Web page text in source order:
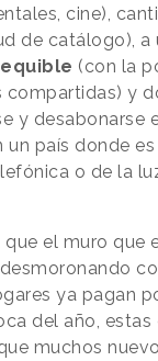
cine),
de catálogo), a
(con la
compartidas) y
y desabonarse
un país donde
o de la
el muro que
ya pagan
del año,
muchos